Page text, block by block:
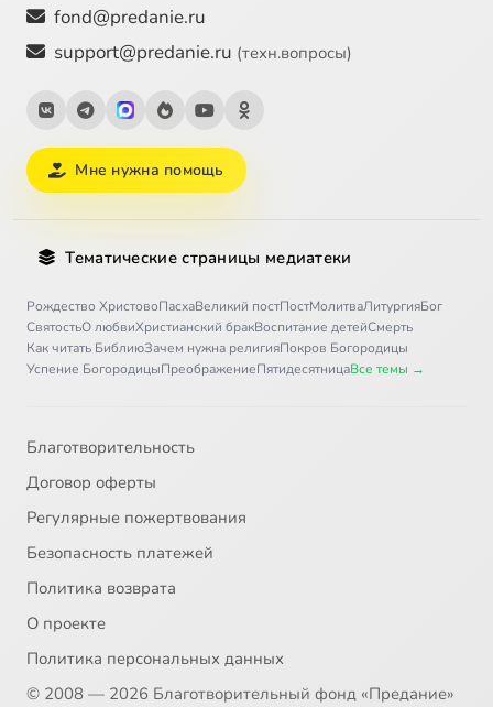
fond@predanie.ru
support@predanie.ru (техн.вопросы)
Мне нужна помощь
Тематические страницы медиатеки
Рождество ХристовоПасхаВеликий постПостМолитваЛитургияБог
СвятостьО любвиХристианский бракВоспитание детейСмерть
Как читать БиблиюЗачем нужна религияПокров Богородицы
Успение БогородицыПреображениеПятидесятницаВсе темы →
Благотворительность
Договор оферты
Регулярные пожертвования
Безопасность платежей
Политика возврата
О проекте
Политика персональных данных
© 2008 — 2026 Благотворительный фонд «Предание»